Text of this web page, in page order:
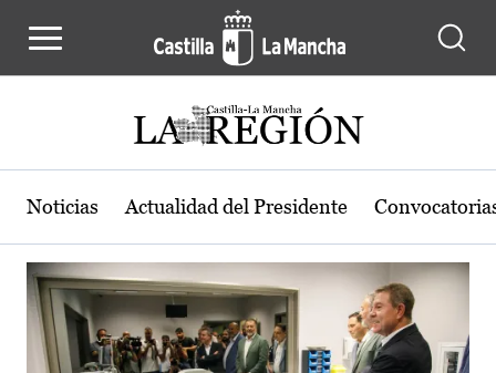
Actualidad de la región de Castilla-
Noticias Actualidad del Presidente